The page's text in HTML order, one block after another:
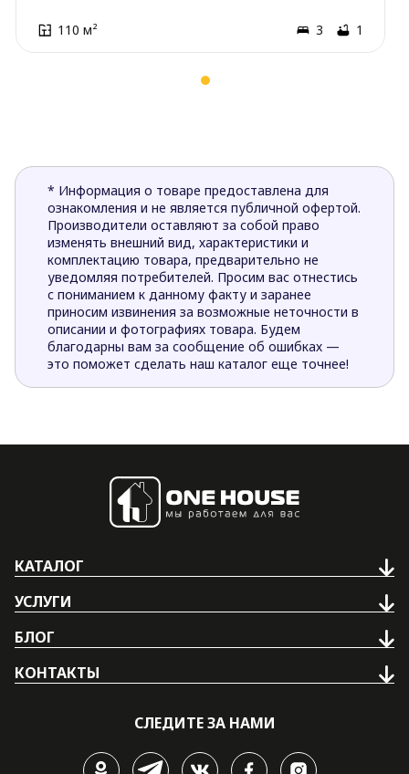
110 м² 3 1
* Информация о товаре предоставлена для
ознакомления и не является публичной офертой.
Производители оставляют за собой право
изменять внешний вид, характеристики и
комплектацию товара, предварительно не
уведомляя потребителей. Просим вас отнестись
с пониманием к данному факту и заранее
приносим извинения за возможные неточности в
описании и фотографиях товара. Будем
благодарны вам за сообщение об ошибках —
это поможет сделать наш каталог еще точнее!
КАТАЛОГ
УСЛУГИ
БЛОГ
КОНТАКТЫ
СЛЕДИТЕ ЗА НАМИ